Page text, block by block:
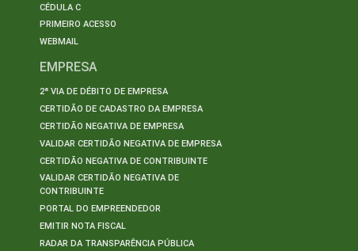
CÉDULA C
PRIMEIRO ACESSO
WEBMAIL
EMPRESA
2ª VIA DE DÉBITO DE EMPRESA
CERTIDÃO DE CADASTRO DA EMPRESA
CERTIDÃO NEGATIVA DE EMPRESA
VALIDAR CERTIDÃO NEGATIVA DE EMPRESA
CERTIDÃO NEGATIVA DE CONTRIBUINTE
VALIDAR CERTIDÃO NEGATIVA DE
CONTRIBUINTE
PORTAL DO EMPREENDEDOR
EMITIR NOTA FISCAL
RADAR DA TRANSPARÊNCIA PÚBLICA